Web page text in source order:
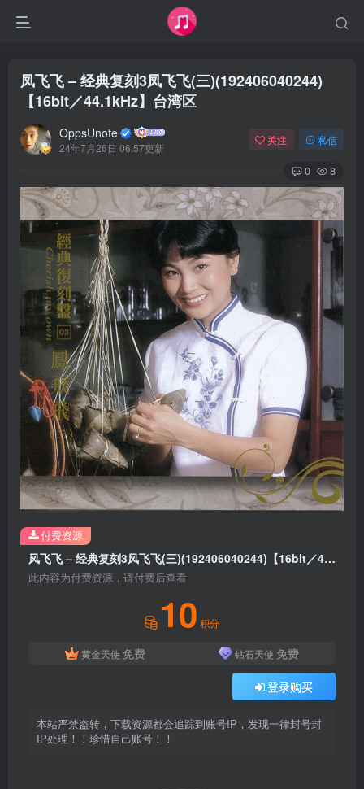
凤飞飞 – 经典复刻3凤飞飞(三)(192406040244)
【16bit／44.1kHz】台湾区
OppsUnote
24年7月26日 06:57更新
关注 私信
0 8
凤飞飞 – 经典复刻3凤飞飞(三)(192406040244)【16bit／44.1kHz】台湾区
此内容为付费资源，请付费后查看
10 积分
黄金天使 免费 钻石天使 免费
登录购买
本站严禁盗转，下载资源都会追踪到账号IP，发现一律封号封
IP处理！！珍惜自己账号！！
付费资源